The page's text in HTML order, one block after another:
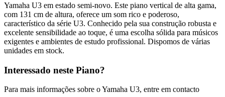
Yamaha U3 em estado semi-novo. Este piano vertical de alta gama,
com 131 cm de altura, oferece um som rico e poderoso,
característico da série U3. Conhecido pela sua construção robusta e
excelente sensibilidade ao toque, é uma escolha sólida para músicos
exigentes e ambientes de estudo profissional. Dispomos de várias
unidades em stock.
Interessado neste Piano?
Para mais informações sobre o Yamaha U3, entre em contacto